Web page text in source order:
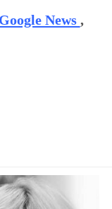
Google News ,